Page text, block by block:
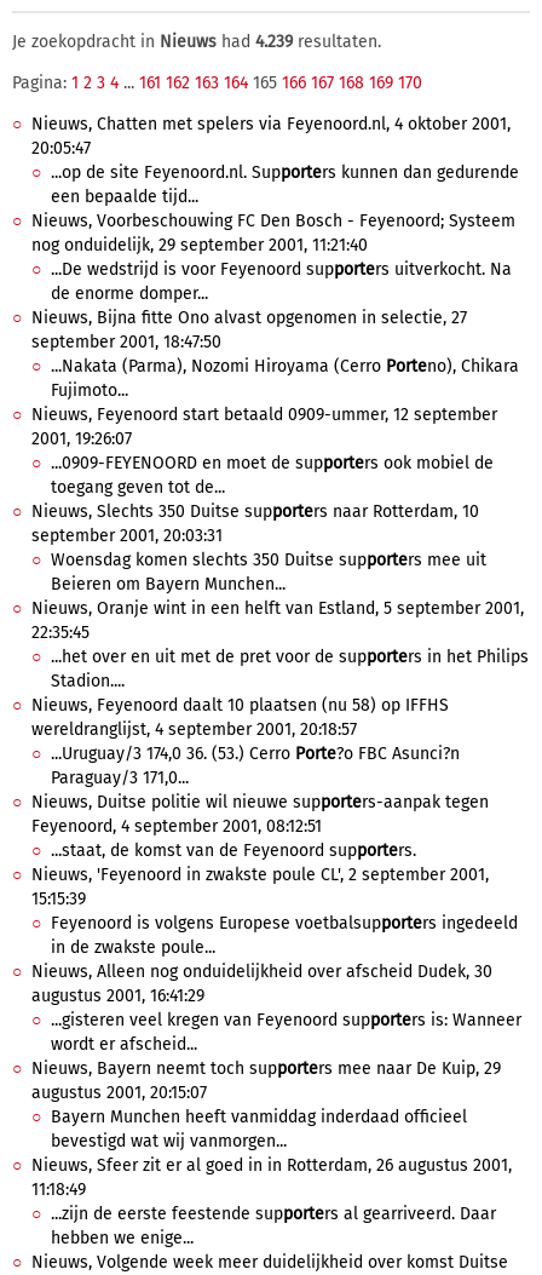
Je zoekopdracht in Nieuws had 4.239resultaten.
Pagina: 1 2 3 4 ... 161 162 163 164 165 166 167 168 169 170
Nieuws, Chatten met spelers via Feyenoord.nl, 4 oktober 2001,
20:05:47
...op de site Feyenoord.nl. Supporters kunnen dan gedurende
een bepaalde tijd...
Nieuws, Voorbeschouwing FC Den Bosch - Feyenoord; Systeem
nog onduidelijk, 29 september 2001, 11:21:40
...De wedstrijd is voor Feyenoord supporters uitverkocht. Na
de enorme domper...
Nieuws, Bijna fitte Ono alvast opgenomen in selectie, 27
september 2001, 18:47:50
...Nakata (Parma), Nozomi Hiroyama (Cerro Porteno), Chikara
Fujimoto...
Nieuws, Feyenoord start betaald 0909-ummer, 12 september
2001, 19:26:07
...0909-FEYENOORD en moet de supporters ook mobiel de
toegang geven tot de...
Nieuws, Slechts 350 Duitse supporters naar Rotterdam, 10
september 2001, 20:03:31
Woensdag komen slechts 350 Duitse supporters mee uit
Beieren om Bayern Munchen...
Nieuws, Oranje wint in een helft van Estland, 5 september 2001,
22:35:45
...het over en uit met de pret voor de supporters in het Philips
Stadion....
Nieuws, Feyenoord daalt 10 plaatsen (nu 58) op IFFHS
wereldranglijst, 4 september 2001, 20:18:57
...Uruguay/3 174,0 36. (53.) Cerro Porte?o FBC Asunci?n
Paraguay/3 171,0...
Nieuws, Duitse politie wil nieuwe supporters-aanpak tegen
Feyenoord, 4 september 2001, 08:12:51
...staat, de komst van de Feyenoord supporters.
Nieuws, 'Feyenoord in zwakste poule CL', 2 september 2001,
15:15:39
Feyenoord is volgens Europese voetbalsupporters ingedeeld
in de zwakste poule...
Nieuws, Alleen nog onduidelijkheid over afscheid Dudek, 30
augustus 2001, 16:41:29
...gisteren veel kregen van Feyenoord supporters is: Wanneer
wordt er afscheid...
Nieuws, Bayern neemt toch supporters mee naar De Kuip, 29
augustus 2001, 20:15:07
Bayern Munchen heeft vanmiddag inderdaad officieel
bevestigd wat wij vanmorgen...
Nieuws, Sfeer zit er al goed in in Rotterdam, 26 augustus 2001,
11:18:49
...zijn de eerste feestende supporters al gearriveerd. Daar
hebben we enige...
Nieuws, Volgende week meer duidelijkheid over komst Duitse